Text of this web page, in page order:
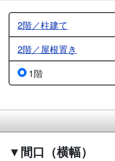
2階／柱建て
2階／屋根置き
1階
▼間口（横幅）